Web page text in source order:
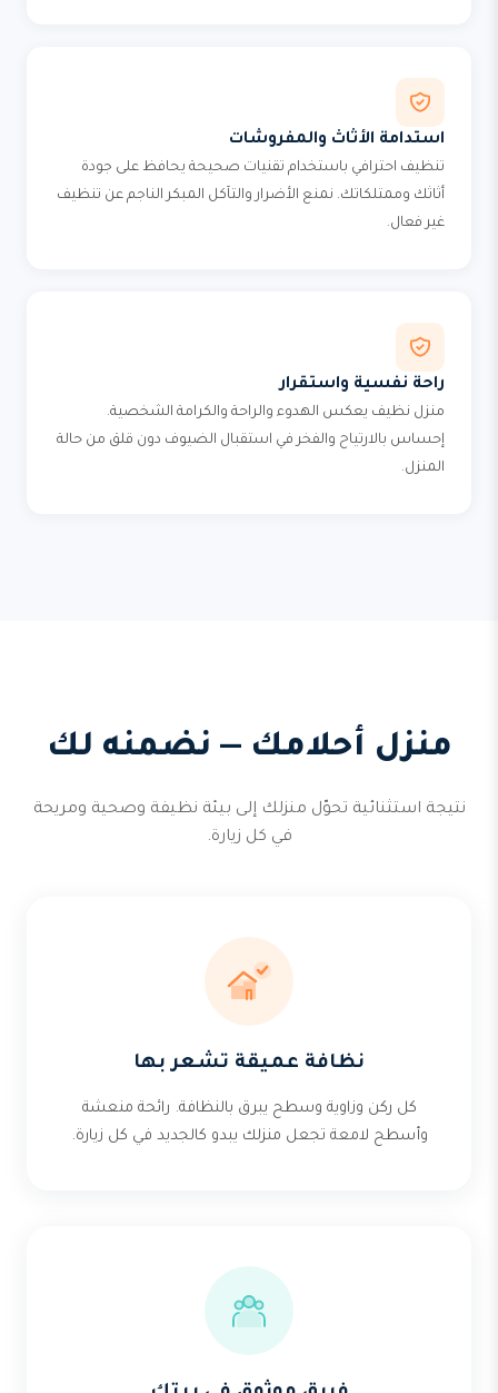
استدامة الأثاث والمفروشات
تنظيف احترافي باستخدام تقنيات صحيحة يحافظ على جودة
أثاثك وممتلكاتك. نمنع الأضرار والتآكل المبكر الناجم عن تنظيف
غير فعال.
راحة نفسية واستقرار
منزل نظيف يعكس الهدوء والراحة والكرامة الشخصية.
إحساس بالارتياح والفخر في استقبال الضيوف دون قلق من حالة
المنزل.
منزل أحلامك — نضمنه لك
نتيجة استثنائية تحوّل منزلك إلى بيئة نظيفة وصحية ومريحة
في كل زيارة.
نظافة عميقة تشعر بها
كل ركن وزاوية وسطح يبرق بالنظافة. رائحة منعشة
وأسطح لامعة تجعل منزلك يبدو كالجديد في كل زيارة.